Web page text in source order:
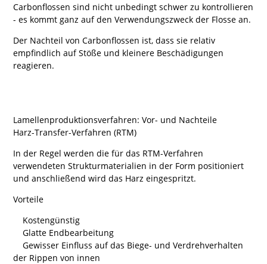
Carbonflossen sind nicht unbedingt schwer zu kontrollieren
- es kommt ganz auf den Verwendungszweck der Flosse an.
Der Nachteil von Carbonflossen ist, dass sie relativ
empfindlich auf Stöße und kleinere Beschädigungen
reagieren.
Lamellenproduktionsverfahren: Vor- und Nachteile
Harz-Transfer-Verfahren (RTM)
In der Regel werden die für das RTM-Verfahren
verwendeten Strukturmaterialien in der Form positioniert
und anschließend wird das Harz eingespritzt.
Vorteile
Kostengünstig
Glatte Endbearbeitung
Gewisser Einfluss auf das Biege- und Verdrehverhalten
der Rippen von innen